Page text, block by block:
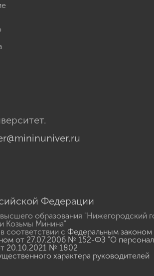
Федерации
образования "Нижегородский
Козьмы Минина"
соответствии с Федеральным
от 27.07.2006 № 152-ФЗ "О
20.10.2021 № 1802
характера руководителей